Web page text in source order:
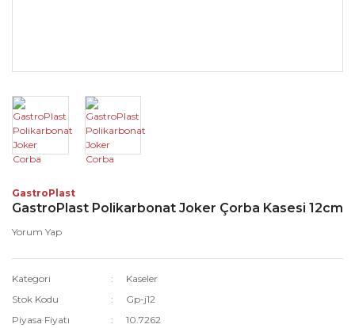
GastroPlast
GastroPlast Polikarbonat Joker Çorba Kasesi 12cm
Yorum Yap
Kategori
Kaseler
Stok Kodu
Gp-j12
Piyasa Fiyatı
10.7262